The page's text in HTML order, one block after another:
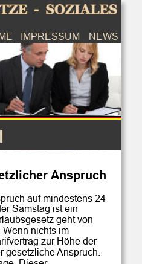
Anspruch
auf mindestens 24
Samstag ist ein
geht von
Wenn nichts im
zur Höhe der
gesetzliche Anspruch.
IMPRESSUM NEWS